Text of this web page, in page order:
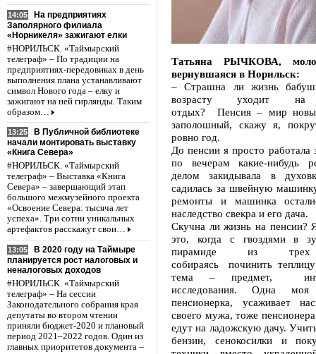
14:05
На предприятиях
Заполярного филиала
«Норникеля» зажигают елки
#НОРИЛЬСК. «Таймырский
телеграф» – По традиции на
предприятиях-передовиках в день
выполнения плана устанавливают
символ Нового года – елку и
зажигают на ней гирлянды. Таким
образом…
13:25
В Публичной библиотеке
начали монтировать выставку
«Книга Севера»
#НОРИЛЬСК. «Таймырский
телеграф» – Выставка «Книга
Севера» – завершающий этап
большого межмузейного проекта
«Освоение Севера: тысяча лет
успеха». Три сотни уникальных
артефактов расскажут свои…
13:05
В 2020 году на Таймыре
планируется рост налоговых и
неналоговых доходов
#НОРИЛЬСК. «Таймырский
телеграф» – На сессии
Законодательного собрания края
депутаты во втором чтении
приняли бюджет-2020 и плановый
период 2021–2022 годов. Один из
главных приоритетов документа –
Татьяна РЫЧКОВА,
вернувшаяся в Норильск:
– Страшна ли жизнь
возрасту уходит на
отдых? Пенсия – мир
заполошный, скажу я,
ровно год.
До пенсии я просто работала
по вечерам какие-нибудь
делом закидывала в
садилась за швейную
ремонты и машинка
наследство свекра и его дача.
Скучна ли жизнь на пенсии?
это, когда с гвоздями в
пирамиде из трех
собираясь починить
тема – предмет,
исследования. Одна моя
пенсионерка, усаживает
своего мужа, тоже
едут на ладожскую дачу.
бензин, сенокосилки и